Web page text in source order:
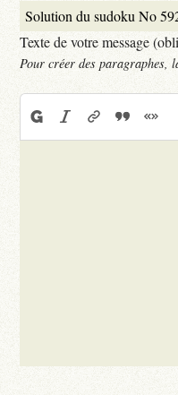
Texte de votre message
Pour créer des paragraphes,